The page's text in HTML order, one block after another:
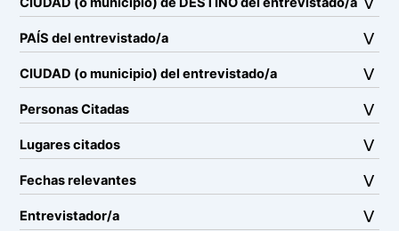
PAÍS del entrevistado/a
CIUDAD (o municipio) del entrevistado/a
Personas Citadas
Lugares citados
Fechas relevantes
Entrevistador/a